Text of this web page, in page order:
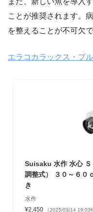
ことが推奨されます。
を整えることが不可欠で
エラコカラックス・プ
Suisaku 水作 水心 Ｓ
調整式） ３０～６０
き
水作
¥2,450
（2025/03/14 19:03